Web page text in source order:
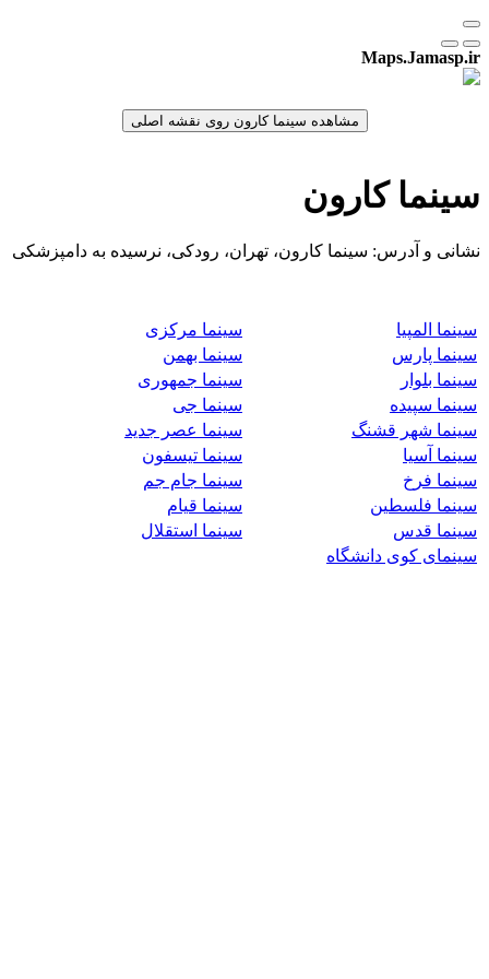
Maps.Jamasp.ir
سینما کارون
نشانی و آدرس: سینما کارون، تهران، رودکی، نرسیده به دامپزشکی
سینما المپیا
سینما مرکزی
سینما پارس
سینما بهمن
سینما بلوار
سینما جمهوری
سینما سپیده
سینما جی
سینما شهر قشنگ
سینما عصر جدید
سینما آسیا
سینما تیسفون
سینما فرخ
سینما جام جم
سینما فلسطین
سینما قیام
سینما قدس
سینما استقلال
سینمای کوی دانشگاه